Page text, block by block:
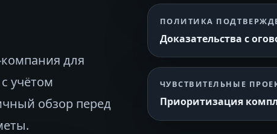
для
учётом
обзор перед
ПОЛИТИКА
Доказательства с
ЧУВСТВИТЕЛЬНЫЕ
Приоритизация